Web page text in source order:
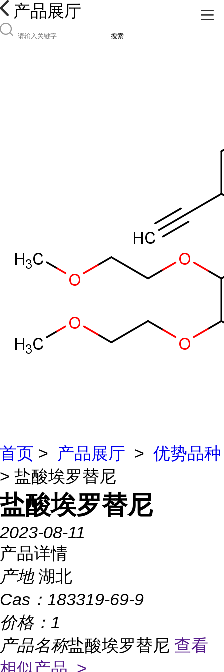
产品展厅
搜索
首页 > 产品展厅 > 优势品种
> 盐酸埃罗替尼
盐酸埃罗替尼
2023-08-11
产品详情
产地 湖北
Cas： 183319-69-9
价格： 1
产品名称盐酸埃罗替尼 查看